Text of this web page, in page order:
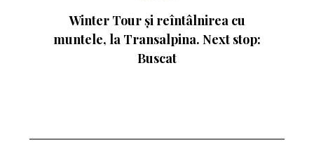
Ce înseamnă numerele de pe schiuri